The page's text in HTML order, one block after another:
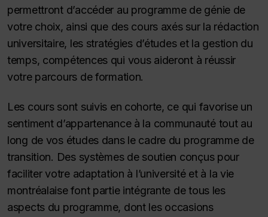
permettront d’accéder au programme de génie de
votre choix, ainsi que des cours axés sur la rédaction
universitaire, les stratégies d’études et la gestion du
temps, compétences qui vous aideront à réussir
votre parcours de formation.
Les cours sont suivis en cohorte, ce qui favorise un
sentiment d’appartenance à la communauté tout au
long de vos études dans le cadre du programme de
transition. Des systèmes de soutien conçus pour
faciliter votre adaptation à l’université et à la vie
montréalaise font partie intégrante de tous les
aspects du programme, dont les occasions